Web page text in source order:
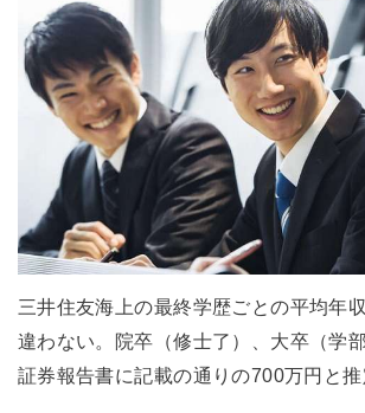
三井住友海上の最終学歴ごとの平均年
違わない。院卒（修士了）、大卒（学
証券報告書に記載の通りの700万円と推